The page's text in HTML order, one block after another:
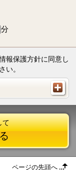
分
報保護方針に同意し
い。
て
ページの先頭へ